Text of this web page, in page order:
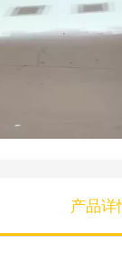
产品详